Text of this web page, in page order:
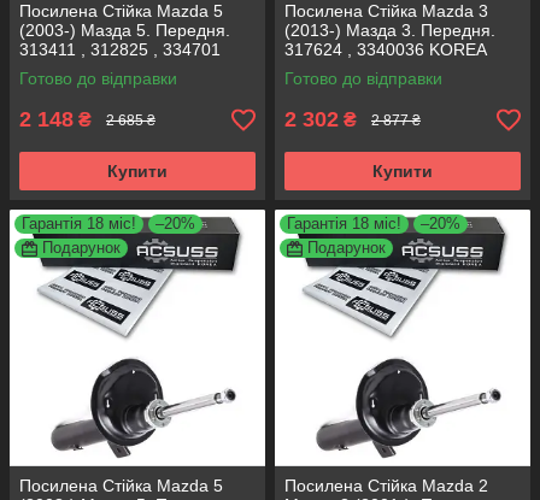
Посилена Стійка Mazda 5
(2003-) Мазда 5. Передня.
313411 , 312825 , 334701
KOREA Аксусс!
Готово до відправки
2 148 ₴ 2 685 ₴
Купити
Посилена Стійка Mazda 3
(2013-) Мазда 3. Передня.
317624 , 3340036 KOREA
Аксусс!
Готово до відправки
2 302 ₴ 2 877 ₴
Купити
Гарантія 18 міс!
–20%
Подарунок
Посилена Стійка Mazda 5
Гарантія 18 міс!
–20%
Подарунок
Посилена Стійка Mazda 2